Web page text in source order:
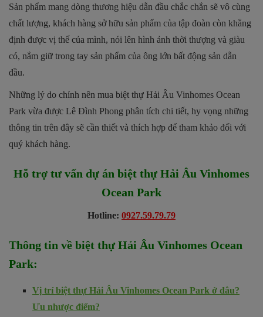
Sản phẩm mang dòng thương hiệu dẫn đầu chắc chắn sẽ vô cùng
chất lượng, khách hàng sở hữu sản phẩm của tập đoàn còn khẳng
định được vị thế của mình, nói lên hình ảnh thời thượng và giàu
có, nắm giữ trong tay sản phẩm của ông lớn bất động sản dẫn
đầu.
Những lý do chính nên mua biệt thự Hải Âu Vinhomes Ocean
Park vừa được Lê Đình Phong phân tích chi tiết, hy vọng những
thông tin trên đây sẽ cần thiết và thích hợp để tham khảo đối với
quý khách hàng.
Hỗ trợ tư vấn dự án biệt thự Hải Âu Vinhomes
Ocean Park
Hotline: 0927.59.79.79
Thông tin về biệt thự Hải Âu Vinhomes Ocean
Park:
Vị trí biệt thự Hải Âu Vinhomes Ocean Park ở đâu?
Ưu nhược điểm?